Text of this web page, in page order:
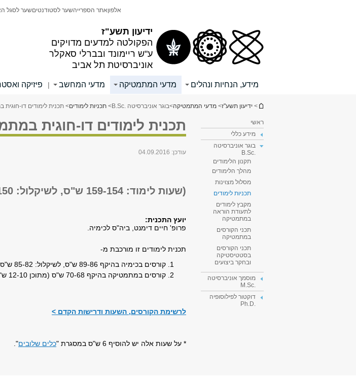
ידיעון תשע"ז
הפקולטה למדעים מדויקים
ע"ש ריימונד ובברלי סאקלר
אוניברסיטת תל אביב
אלפוןאתר הספרייהשער לסטודנטיםשער לסגל
מידע, הנחיות ונהלים מדעי המתמטיקה מדעי המחשב | פיזיקה
הינך נמצא כאן
> ידיעון תשע"ז> מדעי המתמטיקה>בוגר אוניברסיטה .B.Sc > תכניות לימודים> תכנית לימודים דו-חוגית
ראשי
מידע כללי
בוגר אוניברסיטה
.B.Sc
תקנון הלימודים
מהלך הלימודים
מסלול מצוינות
תכניות לימודים
מקבץ לימודים
לתעודת הוראה
במתמטיקה
תכני הקורסים
במתמטיקה
תכני הקורסים
בסטטיסטיקה
ובחקר ביצועים
מוסמך אוניברסיטה
.M.Sc
דוקטור לפילוסופיה
.Ph.D
תכנית לימודים דו-חוגית
עודכן: 04.09.2016
(שעות לימוד: 159-154 ש"ס, לשיקלול: 155-150 ש"ס) *
יועץ התכנית:
פרופ' חיים דימנט, ביה"ס לכימיה.
תכנית לימודים זו מורכבת מ-
קורסים בכימיה בהיקף 89-86 ש"ס, לשיקלול: 85-82 ש"ס (מתוכן 5-8 ש"ס קורסי בחירה).
קורסים במתמטיקה בהיקף 70-68 ש"ס (מתוכן 12-10 ש"ס קורסי בחירה).
לרשימת הקורסים, השעות ודרישות הקדם >
* על שעות אלה יש להוסיף 6 ש"ס במסגרת " כלים שלובים".